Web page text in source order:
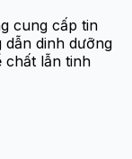
cung cấp tin
dinh dưỡng
chất lẫn tinh